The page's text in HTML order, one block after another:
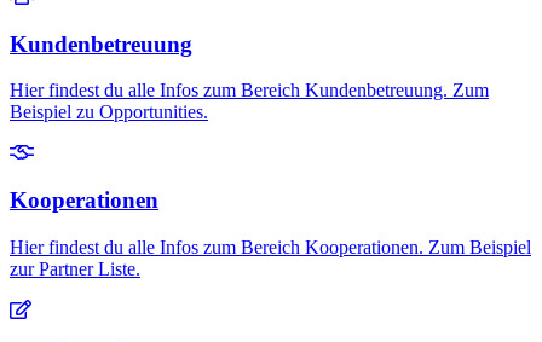
Kundenbetreuung
Hier findest du alle Infos zum Bereich Kundenbetreuung. Zum
Beispiel zu Opportunities.
Kooperationen
Hier findest du alle Infos zum Bereich Kooperationen. Zum Beispiel
zur Partner Liste.